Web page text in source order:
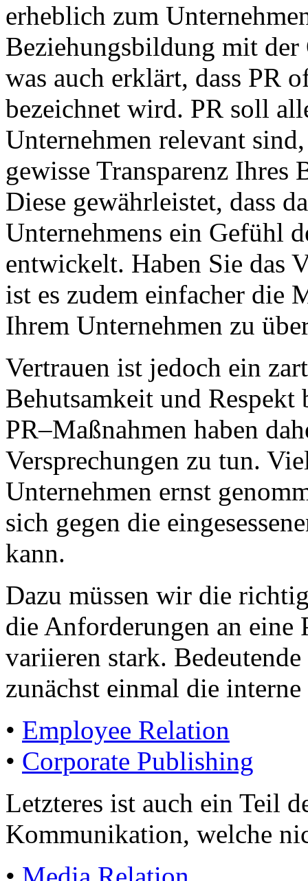
erheblich zum
Beziehungsbildung mit
was auch erklärt, dass PR
bezeichnet wird. PR soll
Unternehmen relevant
gewisse Transparenz Ihres
Diese gewährleistet, dass
Unternehmens ein Gefühl
entwickelt. Haben Sie das
ist es zudem einfacher die
Ihrem Unternehmen zu
Vertrauen ist jedoch ein
Behutsamkeit und Respekt
PR–Maßnahmen haben
Versprechungen zu tun.
Unternehmen ernst
sich gegen die
kann.
Dazu müssen wir die
die Anforderungen an eine
variieren stark.
zunächst einmal die
• Employee Relation
• Corporate Publishing
Letzteres ist auch ein Teil
Kommunikation, welche